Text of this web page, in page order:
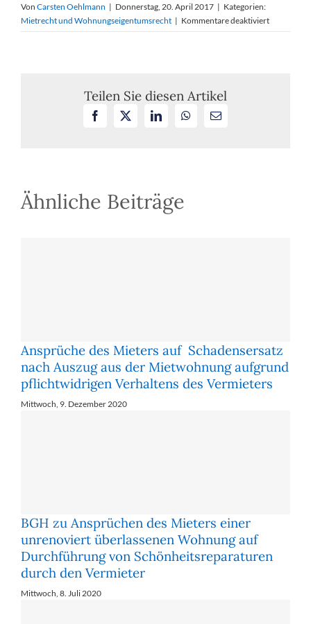
Von Carsten Oehlmann | Donnerstag, 20. April 2017 | Kategorien:
Mietrecht und Wohnungseigentumsrecht | Kommentare deaktiviertfür
Teilen Sie diesen Artikel
Facebook LinkedInWhatsApp
E-
Ähnliche Beiträge
Ansprüche des Mieters auf Schadensersatz
nach Auszug aus der Mietwohnung aufgrund
pflichtwidrigen Verhaltens des Vermieters
Mittwoch, 9. Dezember 2020
BGH zu Ansprüchen des Mieters einer
unrenoviert überlassenen Wohnung auf
Durchführung von Schönheitsreparaturen
durch den Vermieter
Mittwoch, 8. Juli 2020